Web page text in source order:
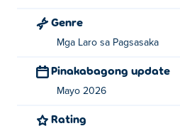
Genre
Mga Laro sa Pagsasaka
Pinakabagong update
Mayo 2026
Rating